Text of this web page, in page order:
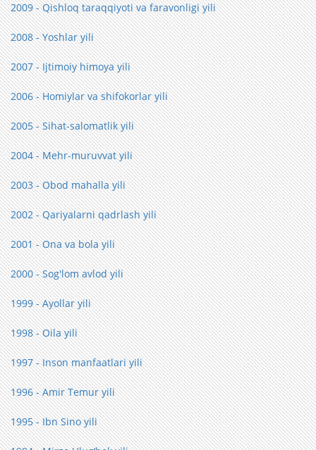
2009 - Qishloq taraqqiyoti va faravonligi yili
2008 - Yoshlar yili
2007 - Ijtimoiy himoya yili
2006 - Homiylar va shifokorlar yili
2005 - Sihat-salomatlik yili
2004 - Mehr-muruvvat yili
2003 - Obod mahalla yili
2002 - Qariyalarni qadrlash yili
2001 - Ona va bola yili
2000 - Sog'lom avlod yili
1999 - Ayollar yili
1998 - Oila yili
1997 - Inson manfaatlari yili
1996 - Amir Temur yili
1995 - Ibn Sino yili